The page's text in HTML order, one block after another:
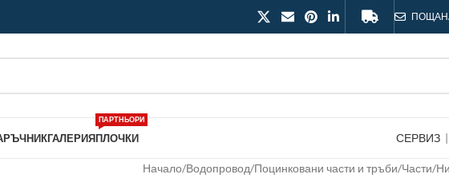
ПОЩА
ГАЛЕРИЯПЛОЧКИ
ПАРТНЬОРИ
СЕРВИЗ |
Начало/Водопровод/Поцинковани части и тръби/Части/